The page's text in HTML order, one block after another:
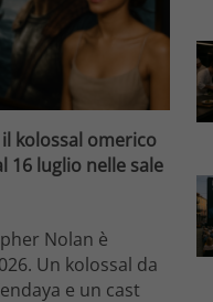
kolossal omerico
16 luglio nelle sale
Nolan è
Un kolossal da
e un cast